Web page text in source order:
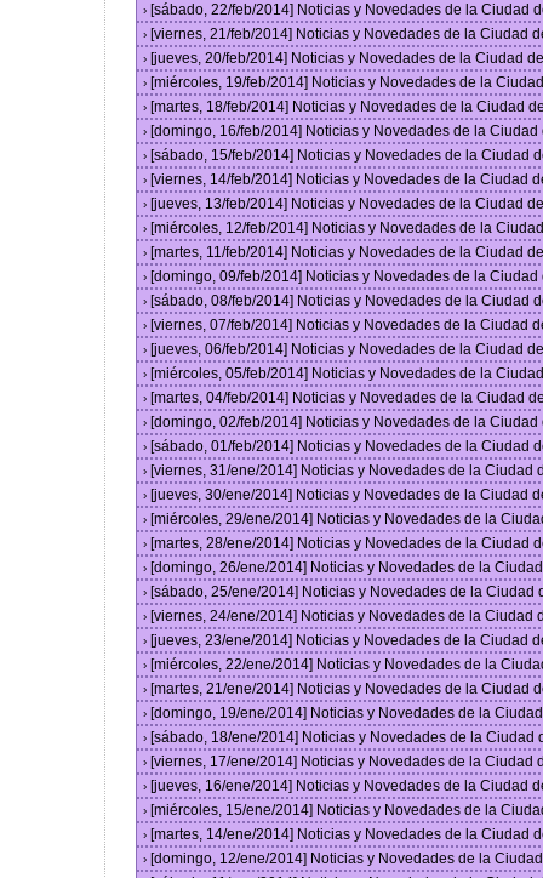
› [sábado, 22/feb/2014] Noticias y Novedades de la Ciudad
› [viernes, 21/feb/2014] Noticias y Novedades de la Ciudad
› [jueves, 20/feb/2014] Noticias y Novedades de la Ciudad
› [miércoles, 19/feb/2014] Noticias y Novedades de la
› [martes, 18/feb/2014] Noticias y Novedades de la Ciudad
› [domingo, 16/feb/2014] Noticias y Novedades de la
› [sábado, 15/feb/2014] Noticias y Novedades de la Ciudad
› [viernes, 14/feb/2014] Noticias y Novedades de la Ciudad
› [jueves, 13/feb/2014] Noticias y Novedades de la Ciudad
› [miércoles, 12/feb/2014] Noticias y Novedades de la
› [martes, 11/feb/2014] Noticias y Novedades de la Ciudad
› [domingo, 09/feb/2014] Noticias y Novedades de la
› [sábado, 08/feb/2014] Noticias y Novedades de la Ciudad
› [viernes, 07/feb/2014] Noticias y Novedades de la Ciudad
› [jueves, 06/feb/2014] Noticias y Novedades de la Ciudad
› [miércoles, 05/feb/2014] Noticias y Novedades de la
› [martes, 04/feb/2014] Noticias y Novedades de la Ciudad
› [domingo, 02/feb/2014] Noticias y Novedades de la
› [sábado, 01/feb/2014] Noticias y Novedades de la Ciudad
› [viernes, 31/ene/2014] Noticias y Novedades de la Ciudad
› [jueves, 30/ene/2014] Noticias y Novedades de la Ciudad
› [miércoles, 29/ene/2014] Noticias y Novedades de la
› [martes, 28/ene/2014] Noticias y Novedades de la Ciudad
› [domingo, 26/ene/2014] Noticias y Novedades de la
› [sábado, 25/ene/2014] Noticias y Novedades de la Ciudad
› [viernes, 24/ene/2014] Noticias y Novedades de la Ciudad
› [jueves, 23/ene/2014] Noticias y Novedades de la Ciudad
› [miércoles, 22/ene/2014] Noticias y Novedades de la
› [martes, 21/ene/2014] Noticias y Novedades de la Ciudad
› [domingo, 19/ene/2014] Noticias y Novedades de la
› [sábado, 18/ene/2014] Noticias y Novedades de la Ciudad
› [viernes, 17/ene/2014] Noticias y Novedades de la Ciudad
› [jueves, 16/ene/2014] Noticias y Novedades de la Ciudad
› [miércoles, 15/ene/2014] Noticias y Novedades de la
› [martes, 14/ene/2014] Noticias y Novedades de la Ciudad
› [domingo, 12/ene/2014] Noticias y Novedades de la